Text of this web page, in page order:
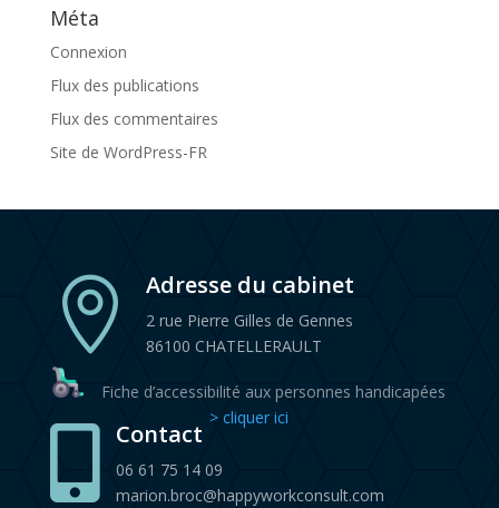
Méta
Connexion
Flux des publications
Flux des commentaires
Site de WordPress-FR
 Adresse du cabinet
2 rue Pierre Gilles de Gennes
86100 CHATELLERAULT
Fiche d’accessibilité aux personnes handicapées
> cliquer ici
 Contact
06 61 75 14 09
marion.broc@happyworkconsult.com